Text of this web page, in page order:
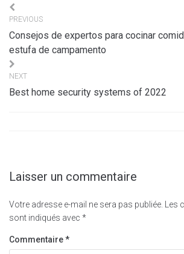
Navigation
de
l’article
PREVIOUS
Consejos de expertos para cocinar
estufa de campamento
NEXT
Best home security systems of 2022
Laisser un commentaire
Votre adresse e-mail ne sera pas publiée.
sont indiqués avec *
Commentaire*